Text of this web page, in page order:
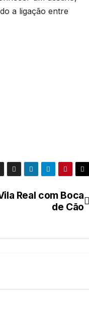
a ligação entre
Real com Boca
de Cão